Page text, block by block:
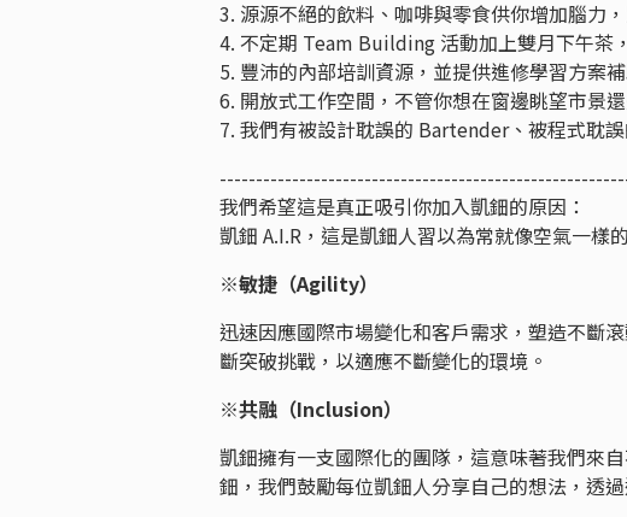
3. 源源不絕的飲料、咖啡與零食供你增加腦力
4. 不定期 Team Building 活動加上雙月下午茶
5. 豐沛的內部培訓資源，並提供進修學習方案
6. 開放式工作空間，不管你想在窗邊眺望市景
7. 我們有被設計耽誤的 Bartender、被程式耽
我們希望這是真正吸引你加入凱鈿的原因：
凱鈿 A.I.R，這是凱鈿人習以為常就像空氣一樣
※敏捷（Agility）
迅速因應國際市場變化和客戶需求，塑造不斷
斷突破挑戰，以適應不斷變化的環境。
※共融（Inclusion）
凱鈿擁有一支國際化的團隊，這意味著我們來
鈿，我們鼓勵每位凱鈿人分享自己的想法，透